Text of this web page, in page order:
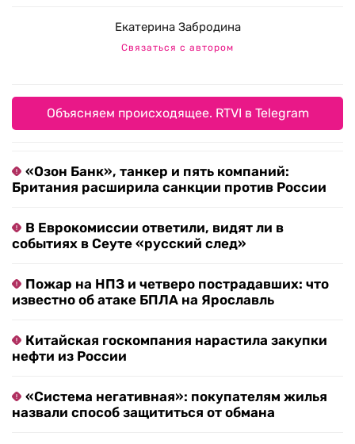
Екатерина Забродина
Связаться с автором
Объясняем происходящее. RTVI в Telegram
«Озон Банк», танкер и пять компаний:
Британия расширила санкции против России
В Еврокомиссии ответили, видят ли в
событиях в Сеуте «русский след»
Пожар на НПЗ и четверо пострадавших: что
известно об атаке БПЛА на Ярославль
Китайская госкомпания нарастила закупки
нефти из России
«Система негативная»: покупателям жилья
назвали способ защититься от обмана